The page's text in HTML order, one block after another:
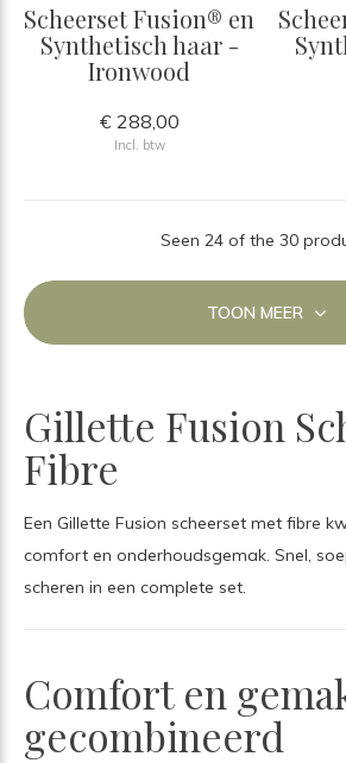
Scheerset Fusion® en
Synthetisch haar -
Ironwood
€ 288,00
Incl. btw
Seen 24 of the 30
TOON MEER
Gillette Fusion
Fibre
Een Gillette Fusion scheerset met fibre
comfort en onderhoudsgemak. Snel,
scheren in een complete set.
Comfort en
gecombineerd